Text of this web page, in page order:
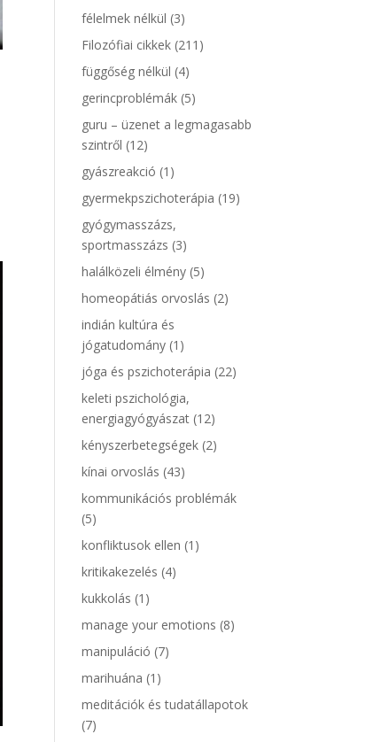
félelmek nélkül (3)
Filozófiai cikkek (211)
függőség nélkül (4)
gerincproblémák (5)
guru – üzenet a legmagasabb
szintről (12)
gyászreakció (1)
gyermekpszichoterápia (19)
gyógymasszázs,
sportmasszázs (3)
halálközeli élmény (5)
homeopátiás orvoslás (2)
indián kultúra és
jógatudomány (1)
jóga és pszichoterápia (22)
keleti pszichológia,
energiagyógyászat (12)
kényszerbetegségek (2)
kínai orvoslás (43)
kommunikációs problémák
(5)
konfliktusok ellen (1)
kritikakezelés (4)
kukkolás (1)
manage your emotions (8)
manipuláció (7)
marihuána (1)
meditációk és tudatállapotok
(7)